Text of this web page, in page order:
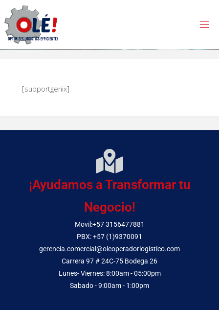
[supportgenix]
¡Ayudamos a Transformar tu
Negocio!
Movil:+57 3156477881
PBX: +57 (1)9370091
gerencia.comercial@oleoperadorlogistico.com
Carrera 97 # 24C-75 Bodega 26
Lunes- Viernes: 8:00am - 05:00pm
Sabado - 9:00am - 1:00pm